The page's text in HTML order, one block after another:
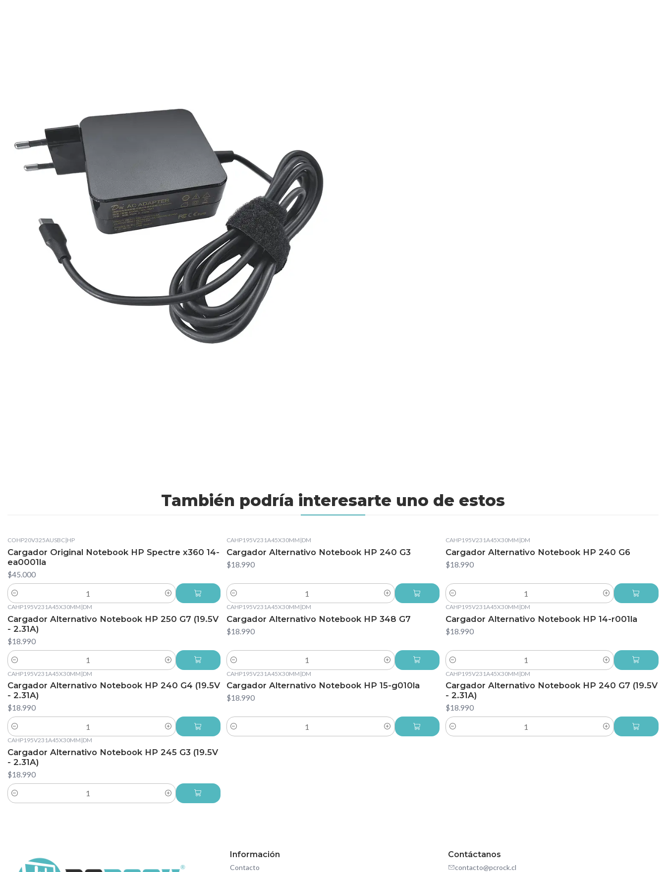
También podría interesarte uno de estos
COHP20V325AUSBC|HP
Cargador Original Notebook HP Spectre x360 14-
ea0001la
$45.000
Cantidad
CAHP195V231A45X30MM |DM
Cargador Alternativo Notebook HP 240 G3
$18.990
Cantidad
CAHP195V231A45X30MM |DM
Cargador Alternativo Notebook HP 240 G6
$18.990
Cantidad
CAHP195V231A45X30MM |DM
Cargador Alternativo Notebook HP 250 G7 (19.5V
- 2.31A)
$18.990
Cantidad
CAHP195V231A45X30MM |DM
Cargador Alternativo Notebook HP 348 G7
$18.990
Cantidad
CAHP195V231A45X30MM |DM
Cargador Alternativo Notebook HP 14-r001la
$18.990
Cantidad
CAHP195V231A45X30MM |DM
Cargador Alternativo Notebook HP 240 G4 (19.5V
- 2.31A)
$18.990
Cantidad
CAHP195V231A45X30MM |DM
Cargador Alternativo Notebook HP 15-g010la
$18.990
Cantidad
CAHP195V231A45X30MM |DM
Cargador Alternativo Notebook HP 240 G7 (19.5V
- 2.31A)
$18.990
Cantidad
CAHP195V231A45X30MM |DM
Cargador Alternativo Notebook HP 245 G3 (19.5V
- 2.31A)
$18.990
Cantidad
Información
Contacto
Contáctanos
contacto@pcrock.cl